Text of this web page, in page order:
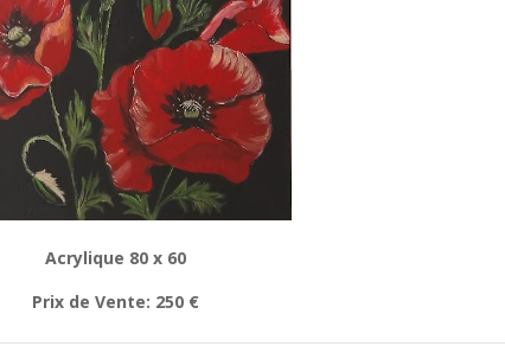
Acrylique 80 x 60
Prix de Vente: 250 €